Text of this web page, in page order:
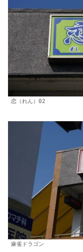
恋（れん）02
麻雀ドラゴン